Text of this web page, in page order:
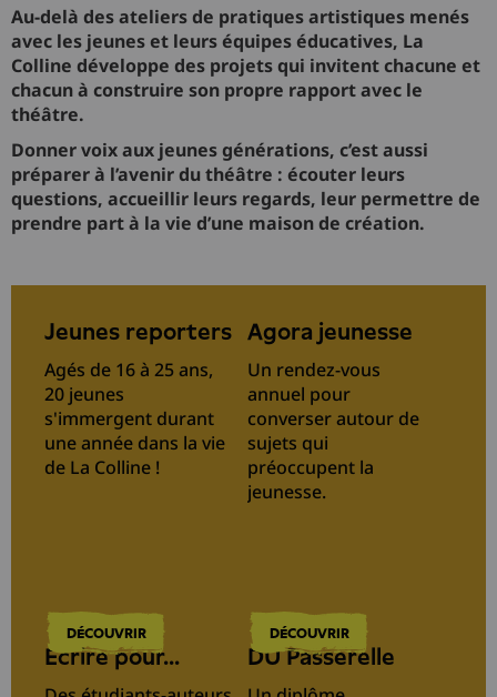
Au-delà des ateliers de pratiques artistiques menés
avec les jeunes et leurs équipes éducatives, La
Colline développe des projets qui invitent chacune et
chacun à construire son propre rapport avec le
théâtre.
Donner voix aux jeunes générations, c’est aussi
préparer à l’avenir du théâtre : écouter leurs
questions, accueillir leurs regards, leur permettre de
prendre part à la vie d’une maison de création.
Jeunes reporters
Agés de 16 à 25 ans,
20 jeunes
s'immergent durant
une année dans la vie
de La Colline !
DÉCOUVRIR
Agora jeunesse
Un rendez-vous
annuel pour
converser autour de
sujets qui
préoccupent la
jeunesse.
DÉCOUVRIR
Ecrire pour... DU Passerelle